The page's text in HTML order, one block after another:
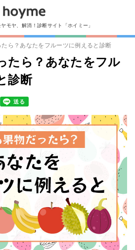
モヤ、解消！診断サイト「ホイミー」
たら？あなたをフルーツに例えると診断
たら？あなたをフル
診断
送る